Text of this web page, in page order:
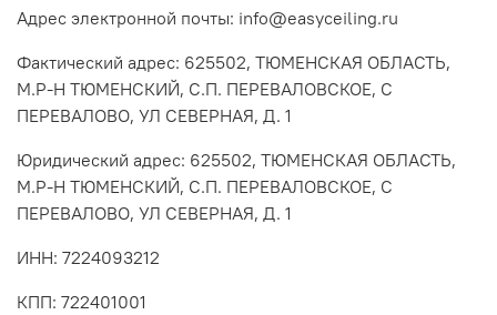
Адрес электронной почты: info@easyceiling.ru
Фактический адрес: 625502, ТЮМЕНСКАЯ ОБЛАСТЬ,
М.Р-Н ТЮМЕНСКИЙ, С.П. ПЕРЕВАЛОВСКОЕ, С
ПЕРЕВАЛОВО, УЛ СЕВЕРНАЯ, Д. 1
Юридический адрес: 625502, ТЮМЕНСКАЯ ОБЛАСТЬ,
М.Р-Н ТЮМЕНСКИЙ, С.П. ПЕРЕВАЛОВСКОЕ, С
ПЕРЕВАЛОВО, УЛ СЕВЕРНАЯ, Д. 1
ИНН: 7224093212
КПП: 722401001